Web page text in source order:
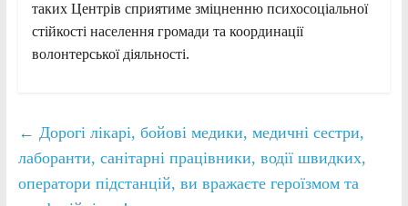
таких Центрів сприятиме зміцненню психосоціальної
стійкості населення громади та координації
волонтерської діяльності.
← Дорогі лікарі, бойові медики, медичні сестри,
лаборанти, санітарні працівники, водії швидких,
оператори підстанцій, ви вражаєте героїзмом та